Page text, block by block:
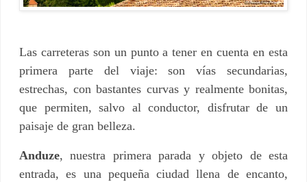
Las carreteras son un punto a tener en cuenta en esta
primera parte del viaje: son vías secundarias,
estrechas, con bastantes curvas y realmente bonitas,
que permiten, salvo al conductor, disfrutar de un
paisaje de gran belleza.
Anduze, nuestra primera parada y objeto de esta
entrada, es una pequeña ciudad llena de encanto,